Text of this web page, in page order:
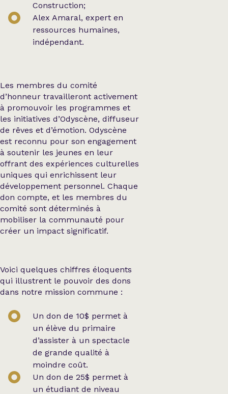
Construction;
Alex Amaral, expert en
ressources humaines,
indépendant.
Les membres du comité
d’honneur travailleront activement
à promouvoir les programmes et
les initiatives d’Odyscène, diffuseur
de rêves et d’émotion. Odyscène
est reconnu pour son engagement
à soutenir les jeunes en leur
offrant des expériences culturelles
uniques qui enrichissent leur
développement personnel. Chaque
don compte, et les membres du
comité sont déterminés à
mobiliser la communauté pour
créer un impact significatif.
Voici quelques chiffres éloquents
qui illustrent le pouvoir des dons
dans notre mission commune :
Un don de 10$ permet à
un élève du primaire
d’assister à un spectacle
de grande qualité à
moindre coût.
Un don de 25$ permet à
un étudiant de niveau